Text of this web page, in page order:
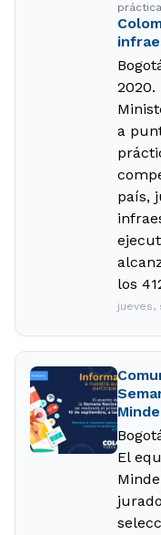
2020.
a
país,
los
jueves,
El